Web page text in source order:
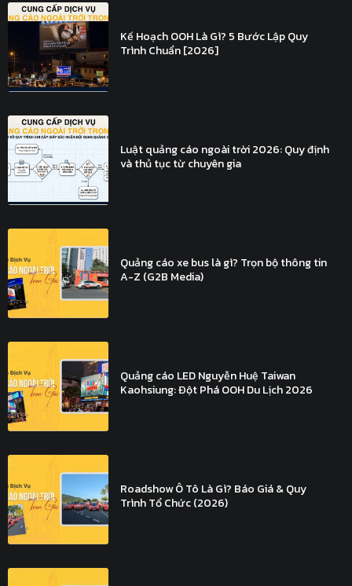
Kế Hoạch OOH Là Gì? 5 Bước Lập Quy
Trình Chuẩn [2026]
Luật quảng cáo ngoài trời 2026: Quy định
và thủ tục từ chuyên gia
Quảng cáo xe bus là gì? Trọn bộ thông tin
A-Z (G2B Media)
Quảng cáo LED Nguyễn Huệ Taiwan
Kaohsiung: Đột Phá OOH Du Lịch 2026
Roadshow Ô Tô Là Gì? Báo Giá & Quy
Trình Tổ Chức (2026)